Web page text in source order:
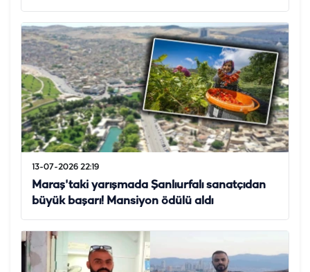
13-07-2026 22:19
Maraş'taki yarışmada Şanlıurfalı sanatçıdan
büyük başarı! Mansiyon ödülü aldı